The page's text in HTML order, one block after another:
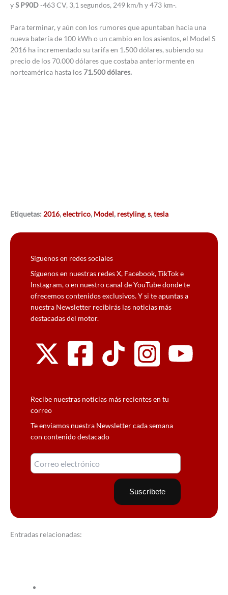
yS P90D-463 CV, 3,1 segundos, 249 km/h y 473 km-.
Para terminar, y aún con los rumores que apuntaban hacia una
nueva batería de 100 kWh o un cambio en los asientos, el Model S
2016 ha incrementado su tarifa en 1.500 dólares, subiendo su
precio de los 70.000 dólares que costaba anteriormente en
norteamérica hasta los 71.500 dólares.
Etiquetas: 2016,electrico, Model, restyling,s,tesla
Síguenos en redes sociales
Síguenos en nuestras redes X, Facebook, TikTok e
Instagram, o en nuestro canal de YouTube donde te
ofrecemos contenidos exclusivos. Y si te apuntas a
nuestra Newsletter recibirás las noticias más
destacadas del motor.
Recibe nuestras noticias más recientes en tu
correo
Te enviamos nuestra Newsletter cada semana
con contenido destacado
Entradas relacionadas: